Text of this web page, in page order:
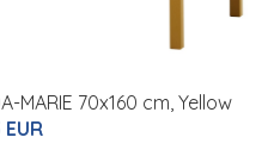
MARIE 70x160 cm, Yellow
EUR